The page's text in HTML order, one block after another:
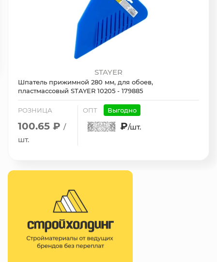
STAYER
Шпатель прижимной 280 мм, для обоев,
пластмассовый STAYER 10205 - 179885
РОЗНИЦА
100.65 ₽ /
шт.
ОПТ Выгодно
₽/шт.